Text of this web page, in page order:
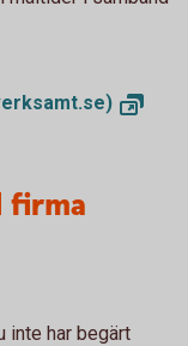
firma
inte har begärt